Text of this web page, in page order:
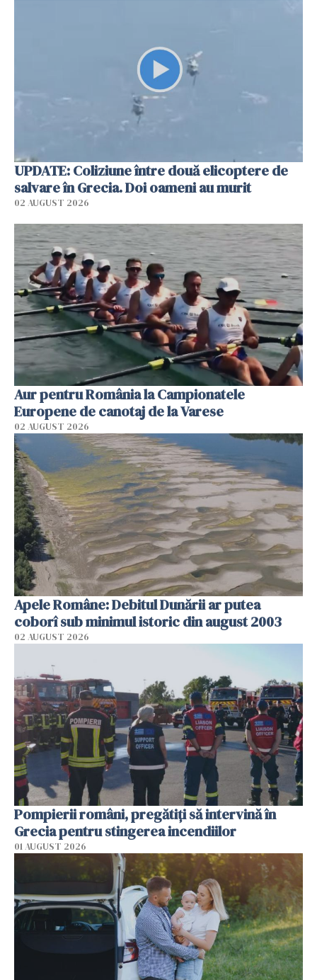
UPDATE: Coliziune între două elicoptere de
salvare în Grecia. Doi oameni au murit
02 AUGUST 2026
Aur pentru România la Campionatele
Europene de canotaj de la Varese
02 AUGUST 2026
Apele Române: Debitul Dunării ar putea
coborî sub minimul istoric din august 2003
02 AUGUST 2026
Pompierii români, pregătiţi să intervină în
Grecia pentru stingerea incendiilor
01 AUGUST 2026